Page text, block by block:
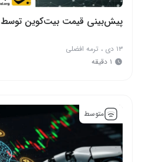
پیش‌بینی قیمت بیت‌کوین توسط ۴ هوش مصنوعی
۱۳ دی ، ترمه افضلی
۱ دقیقه
متوسط